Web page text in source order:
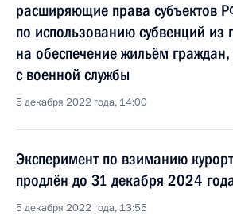
расширяющие права субъектов
по использованию субвенций из
на обеспечение жильём граждан,
с военной службы
5 декабря 2022 года, 14:00
Эксперимент по взиманию
продлён до 31 декабря 2024
5 декабря 2022 года, 13:55